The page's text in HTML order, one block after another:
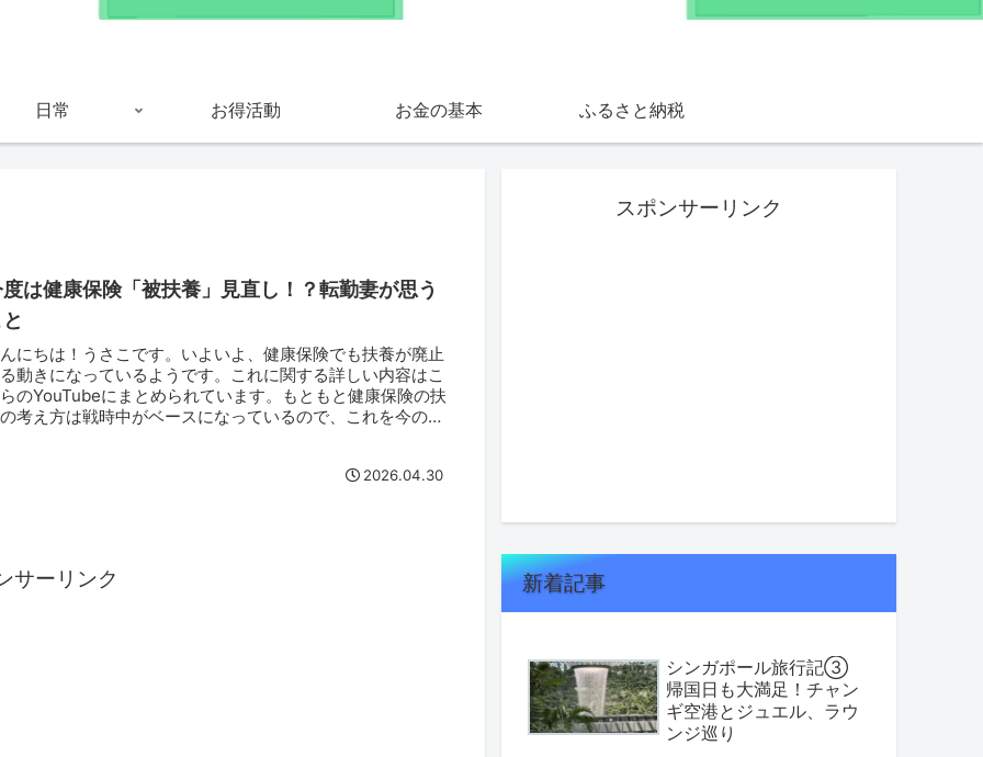
日常 お得活動 お金の基本 ふるさと納税
は健康保険「被扶養」見直し！？転勤妻が思う
にちは！うさこです。いよいよ、健康保険でも扶養が廃止
動きになっているようです。これに関する詳しい内容はこ
のYouTubeにまとめられています。もともと健康保険の扶
考え方は戦時中がベースになっているので、これを今の時
2026.04.30
サーリンク
スポンサーリンク
新着記事
シンガポール旅行記③
帰国日も大満足！チャン
ギ空港とジュエル、ラウ
ンジ巡り